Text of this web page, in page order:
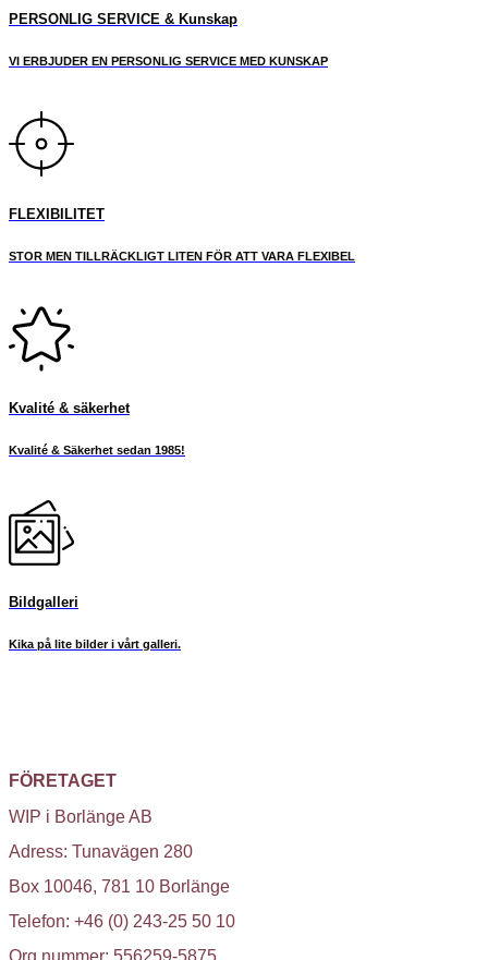
PERSONLIG SERVICE & Kunskap
VI ERBJUDER EN PERSONLIG SERVICE MED KUNSKAP
FLEXIBILITET
STOR MEN TILLRÄCKLIGT LITEN FÖR ATT VARA FLEXIBEL
Kvalité & säkerhet
Kvalité & Säkerhet sedan 1985!
Bildgalleri
Kika på lite bilder i vårt galleri.
FÖRETAGET
WIP i Borlänge AB
Adress: Tunavägen 280
Box 10046, 781 10 Borlänge
Telefon: +46 (0) 243-25 50 10
Org nummer: 556259-5875